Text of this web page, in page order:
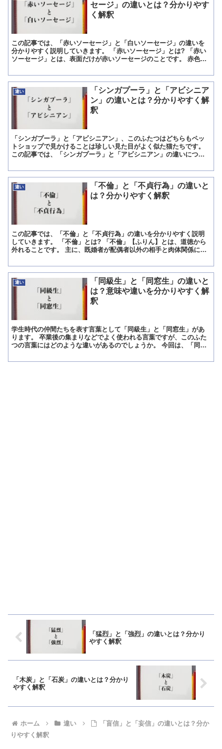
セージ」の違いとは？分かりやす
く解釈
この記事では、「赤いソーセージ」と「白いソーセージ」の違いを
分かりやすく説明していきます。 「赤いソーセージ」とは? 「赤い
ソーセージ」とは、表面だけが赤いソーセージのことです。 赤色と
違い
「シンガプーラ」と「アビシニア
ン」の違いとは？分かりやすく解
釈
「シンガプーラ」と「アビシニアン」、このふたつはどちらもペッ
トショップで見かけることは珍しい見た目がよく似た猫たちです。
この記事では、「シンガプーラ」と「アビシニアン」の違いについ
違い
「不倫」と「不貞行為」の違いと
は？分かりやすく解釈
この記事では、「不倫」と「不貞行為」の違いを分かりやすく説明
していきます。 「不倫」とは? 「不倫」【ふりん】とは、道徳から
外れることです。 主に、既婚者が配偶者以外の相手と肉体関係に至
違い
「同級生」と「同窓生」の違いと
は？意味や違いを分かりやすく解
釈
学生時代の仲間たちを表す言葉として「同級生」と「同窓生」があ
ります。 卒業後の集まりなどでよく使われる言葉ですが、このふた
つの言葉にはどのような違いがあるのでしょうか。 今回は、「同級
「猛烈」と「強烈」の違いとは？分かり
やすく解釈
「木炭」と「石炭」の違いとは？分かり
やすく解釈
ホーム 違い
「盲信」と「妄信」の違いとは？分か
りやすく解釈